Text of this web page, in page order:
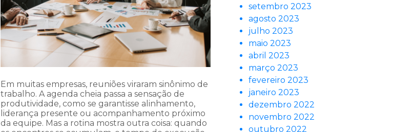
Em muitas empresas, reuniões viraram sinônimo de
trabalho. A agenda cheia passa a sensação de
produtividade, como se garantisse alinhamento,
liderança presente ou acompanhamento próximo
da equipe. Mas a rotina mostra outra coisa: quando
setembro 2023
agosto 2023
julho 2023
maio 2023
abril 2023
março 2023
fevereiro 2023
janeiro 2023
dezembro 2022
novembro 2022
outubro 2022